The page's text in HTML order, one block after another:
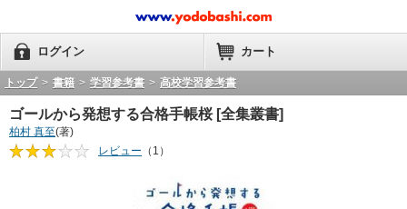
ログイン カート
トップ > 書籍 > 学習参考書 > 高校学習参考書
ゴールから発想する合格手帳桜 [全集叢書]
柏村 真至(著)
レビュー （1）